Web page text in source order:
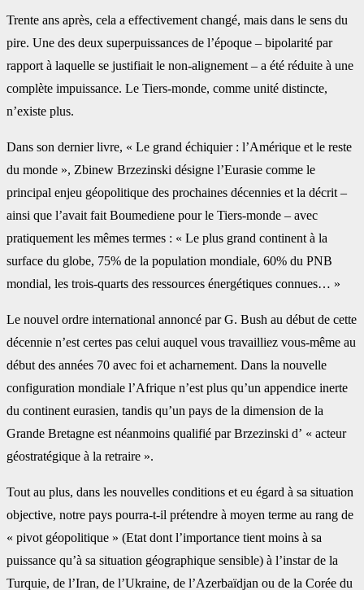
Trente ans après, cela a effectivement changé, mais dans le sens du
pire. Une des deux superpuissances de l’époque – bipolarité par
rapport à laquelle se justifiait le non-alignement – a été réduite à une
complète impuissance. Le Tiers-monde, comme unité distincte,
n’existe plus.
Dans son dernier livre, « Le grand échiquier : l’Amérique et le reste
du monde », Zbinew Brzezinski désigne l’Eurasie comme le
principal enjeu géopolitique des prochaines décennies et la décrit –
ainsi que l’avait fait Boumediene pour le Tiers-monde – avec
pratiquement les mêmes termes : « Le plus grand continent à la
surface du globe, 75% de la population mondiale, 60% du PNB
mondial, les trois-quarts des ressources énergétiques connues… »
Le nouvel ordre international annoncé par G. Bush au début de cette
décennie n’est certes pas celui auquel vous travailliez vous-même au
début des années 70 avec foi et acharnement. Dans la nouvelle
configuration mondiale l’Afrique n’est plus qu’un appendice inerte
du continent eurasien, tandis qu’un pays de la dimension de la
Grande Bretagne est néanmoins qualifié par Brzezinski d’ « acteur
géostratégique à la retraire ».
Tout au plus, dans les nouvelles conditions et eu égard à sa situation
objective, notre pays pourra-t-il prétendre à moyen terme au rang de
« pivot géopolitique » (Etat dont l’importance tient moins à sa
puissance qu’à sa situation géographique sensible) à l’instar de la
Turquie, de l’Iran, de l’Ukraine, de l’Azerbaïdjan ou de la Corée du